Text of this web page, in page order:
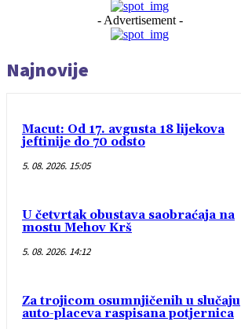
- Advertisement -
Najnovije
Macut: Od 17. avgusta 18 lijekova
jeftinije do 70 odsto
5. 08. 2026. 15:05
U četvrtak obustava saobraćaja na
mostu Mehov Krš
5. 08. 2026. 14:12
Za trojicom osumnjičenih u slučaju
auto-placeva raspisana potjernica